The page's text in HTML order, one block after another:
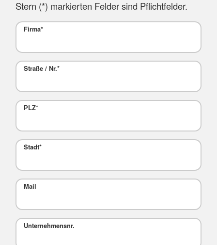
Stern (*) markierten Felder sind Pflichtfelder.
Firma*
Straße / Nr.*
PLZ*
Stadt*
Mail
Unternehmensnr.